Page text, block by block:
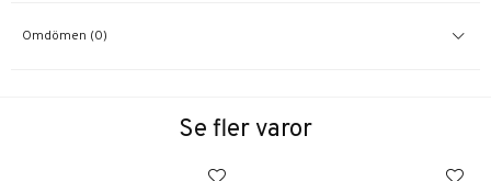
Omdömen (0)
Se fler varor